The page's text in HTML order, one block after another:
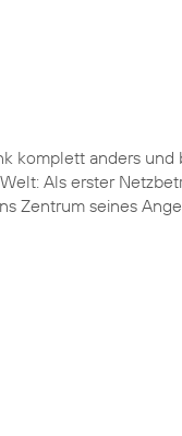
komplett anders und
Als erster
Zentrum seines